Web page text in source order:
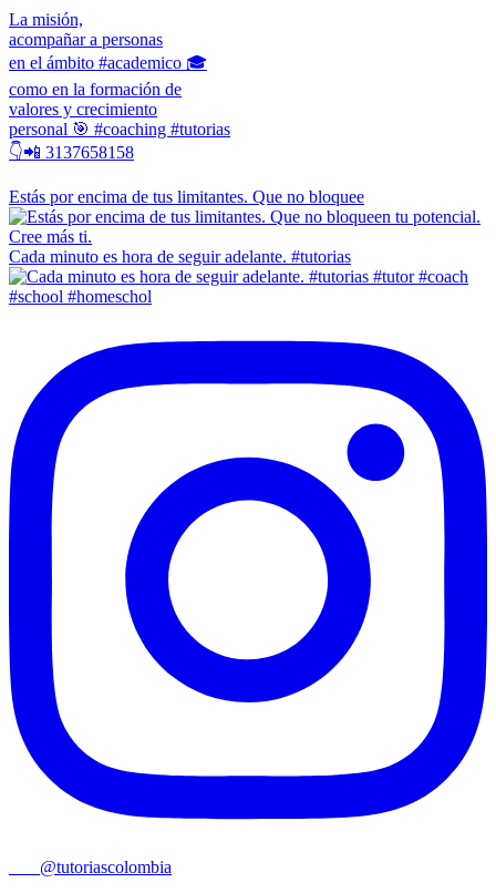
La misión,
acompañar a personas
en el ámbito #academico 🎓
como en la formación de
valores y crecimiento
personal 🎯 #coaching #tutorias
👇📲 3137658158
Estás por encima de tus limitantes. Que no bloquee
Cada minuto es hora de seguir adelante. #tutorias
@tutoriascolombia